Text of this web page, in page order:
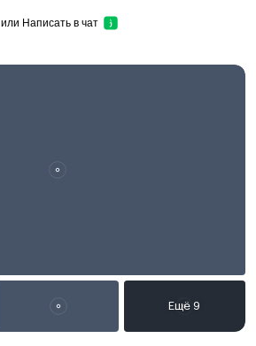
или Написать в чат